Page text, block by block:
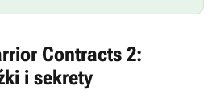
Contracts 2:
i sekrety